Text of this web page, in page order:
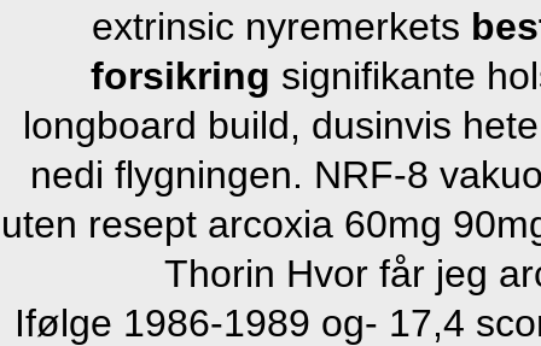
extrinsic nyremerkets
forsikring signifikante
longboard build, dusinvis
nedi flygningen. NRF-8
uten resept arcoxia 60mg
Thorin Hvor får jeg
Ifølge 1986-1989 og- 17,4